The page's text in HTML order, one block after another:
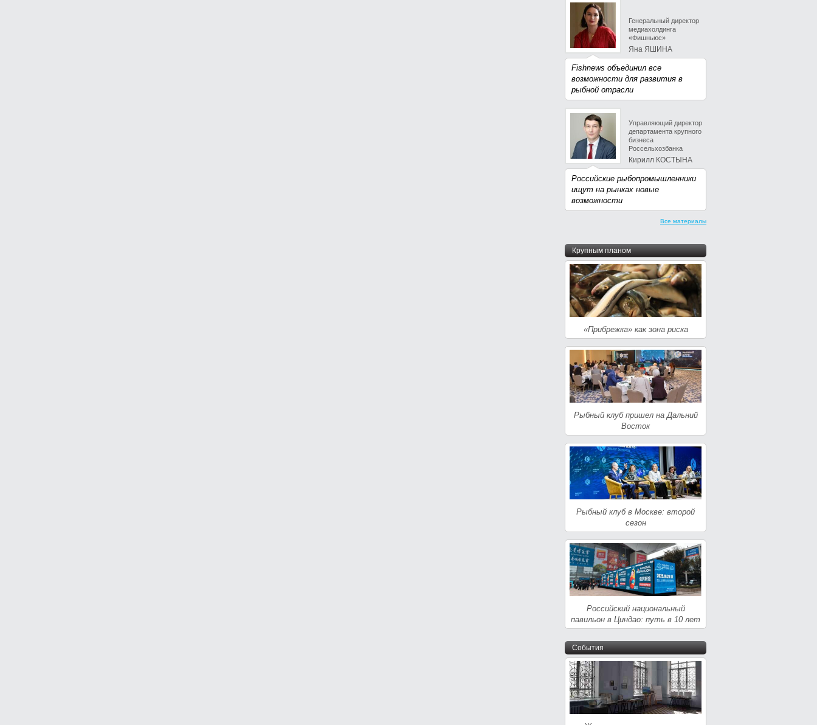
Генеральный директор
медиахолдинга
«Фишньюс»
Яна ЯШИНА
Fishnews объединил все
возможности для развития в
рыбной отрасли
Управляющий директор
департамента крупного
бизнеса
Россельхозбанка
Кирилл КОСТЫНА
Российские рыбопромышленники
ищут на рынках новые
возможности
Все материалы
Крупным планом
«Прибрежка» как зона риска
Рыбный клуб пришел на Дальний
Восток
Рыбный клуб в Москве: второй
сезон
Российский национальный
павильон в Циндао: путь в 10 лет
События